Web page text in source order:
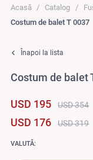
Acasă Catalog
Costum de balet T 0037
Înapoi la lista
Costum de balet
USD 195 USD 354
USD 176 USD 319
VALUTĂ: